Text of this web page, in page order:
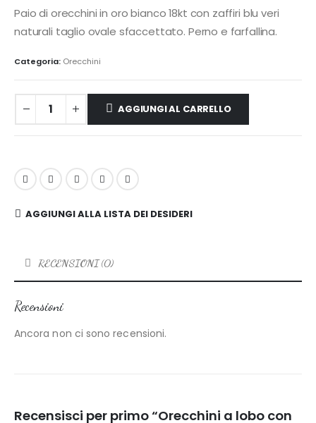
Paio di orecchini in oro bianco 18kt con zaffiri blu veri
naturali taglio ovale sfaccettato. Perno e farfallina.
Categoria: Orecchini
AGGIUNGI AL CARRELLO
AGGIUNGI ALLA LISTA DEI DESIDERI
RECENSIONI (0)
Recensioni
Ancora non ci sono recensioni.
Recensisci per primo “Orecchini a lobo con